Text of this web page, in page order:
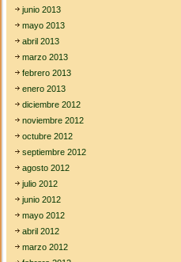
junio 2013
mayo 2013
abril 2013
marzo 2013
febrero 2013
enero 2013
diciembre 2012
noviembre 2012
octubre 2012
septiembre 2012
agosto 2012
julio 2012
junio 2012
mayo 2012
abril 2012
marzo 2012